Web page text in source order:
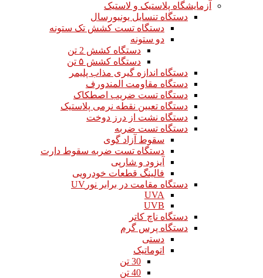
آزمایشگاه پلاستیک و لاستیک
دستگاه تنسایل یونیورسال
دستگاه تست کشش تک ستونه
دو ستونه
دستگاه کشش 2 تن
دستگاه کشش ۵ تن
دستگاه اندازه گیری مذاب پلیمر
دستگاه مقاومت المندورف
دستگاه تست ضریب اصطکاک
دستگاه تعیین نقطه نرمی پلاستیک
دستگاه نشت از درز دوخت
دستگاه تست ضربه
سقوط آزاد گوی
دستگاه تست ضربه سقوط دارت
آیزود و شارپی
فالینگ قطعات خودرویی
دستگاه مقامت در برابر نورUV
UVA
UVB
دستگاه ناچ کاتر
دستگاه پرس گرم
دستی
اتوماتیک
30 تن
40 تن